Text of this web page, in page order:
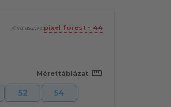
Kiválasztva:pixel forest - 44
Mérettáblázat straighten
52
54